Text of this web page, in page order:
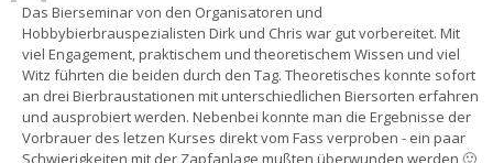
Das Bierseminar von den Organisatoren und
Hobbybierbrauspezialisten Dirk und Chris war gut vorbereitet. Mit
viel Engagement, praktischem und theoretischem Wissen und viel
Witz führten die beiden durch den Tag. Theoretisches konnte sofort
an drei Bierbraustationen mit unterschiedlichen Biersorten erfahren
und ausprobiert werden. Nebenbei konnte man die Ergebnisse der
Vorbrauer des letzen Kurses direkt vom Fass verproben - ein paar
Schwierigkeiten mit der Zapfanlage mußten überwunden werden 🙂